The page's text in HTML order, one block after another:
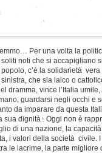
Per una volta la
noti che si accapigliano
c’è la solidarietà
che sia laico o
dramma, vince l’Italia
guardarsi negli occhi e
da imparare da questa
dignità . Oggi non è
di una nazione, la
i valori della società civile.
le lacrime, la parte